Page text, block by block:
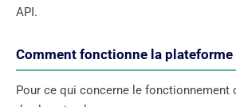
API.
Comment fonctionne la plateforme
Pour ce qui concerne le fonctionnement